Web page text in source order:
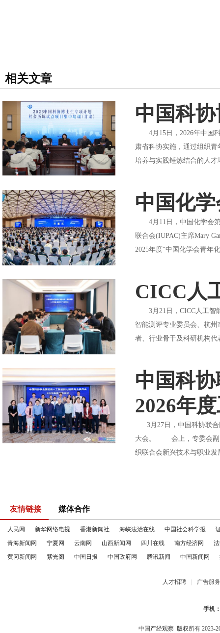
相关文章
中国科
4月15日，2026年中国科
肃省科协实施，通过组织
培养与实践锤炼结合的人
中国化
4月11日，中国化学会第
联合会(IUPAC)主席Mary
2025年度“中国化学会青年
CICC人
3月21日，CICC人工智能
智能测评专业委员会、杭
者、行业骨干及科研机构
中国科
2026年
3月27日，中国科协联合
大会。 会上，专委会副主
织联合会新兴技术与职业
友情链接 媒体合作
人民网 新华网络电视 香港新闻社 海峡法治在线 中国社会科学报
青海新闻网
宁夏网 云南网 山西新闻网 四川在线 南方经济网
黄冈新闻网
紫光阁 中国日报 中国政府网 腾讯新闻 中国新闻网
人才招聘 广告服务
手机
中国产经观察 版权所有 2023-